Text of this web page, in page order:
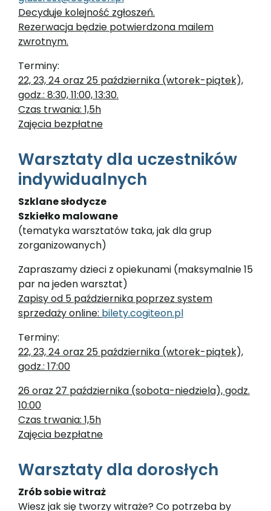
Decyduje kolejność zgłoszeń.
Rezerwacja będzie potwierdzona mailem
zwrotnym.
Terminy:
22, 23, 24 oraz 25 października (wtorek-piątek),
godz.: 8:30, 11:00, 13:30.
Czas trwania: 1,5h
Zajęcia bezpłatne
Warsztaty dla uczestników
indywidualnych
Szklane słodycze
Szkiełko malowane
(tematyka warsztatów taka, jak dla grup
zorganizowanych)
Zapraszamy dzieci z opiekunami (maksymalnie 15
par na jeden warsztat)
Zapisy od 5 października poprzez system
sprzedaży online: bilety.cogiteon.pl
Terminy:
22, 23, 24 oraz 25 października (wtorek-piątek),
godz.: 17:00
26 oraz 27 października (sobota-niedziela), godz.
10:00
Czas trwania: 1,5h
Zajęcia bezpłatne
Warsztaty dla dorosłych
Zrób sobie witraż
Wiesz jak się tworzy witraże? Co potrzeba by